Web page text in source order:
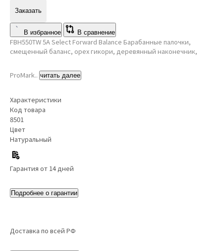
Заказать
В избранное В сравнение
FBH550TW 5A Select Forward Balance Барабанные палочки,
смещенный баланс, орех гикори, деревянный наконечник,
ProMark.. читать далее
Характеристики
Код товара
8501
Цвет
Натуральный
Гарантия от 14 дней
Подробнее о гарантии
Доставка по всей РФ